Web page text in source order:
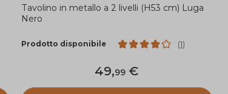
Tavolino in metallo a 2 livelli (H53 cm) Luga
Nero
Prodotto disponibile (1)
49,99